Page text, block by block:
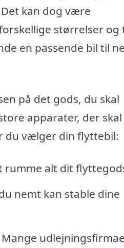
kan dog være
størrelser og
en passende bil til
på det gods, du skal
apparater, der
du vælger din flyttebil:
rumme alt dit
nemt kan stable dine